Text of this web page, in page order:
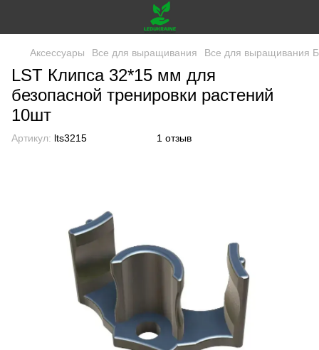
Аксессуары Все для выращивания Все для выращивания
LST Клипса 32*15 мм для
безопасной тренировки растений
10шт
Артикул: lts3215 1 отзыв